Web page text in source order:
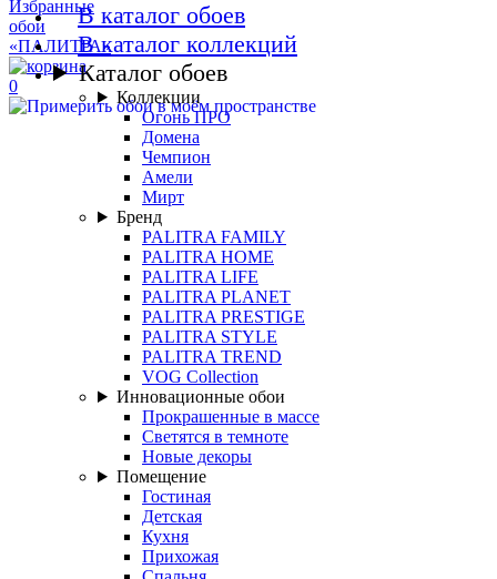
0
В каталог обоев
В каталог коллекций
Каталог обоев
Коллекции
Огонь ПРО
Домена
Чемпион
Амели
Мирт
Бренд
PALITRA FAMILY
PALITRA HOME
PALITRA LIFE
PALITRA PLANET
PALITRA PRESTIGE
PALITRA STYLE
PALITRA TREND
VOG Collection
Инновационные обои
Прокрашенные в массе
Светятся в темноте
Новые декоры
Помещение
Гостиная
Детская
Кухня
Прихожая